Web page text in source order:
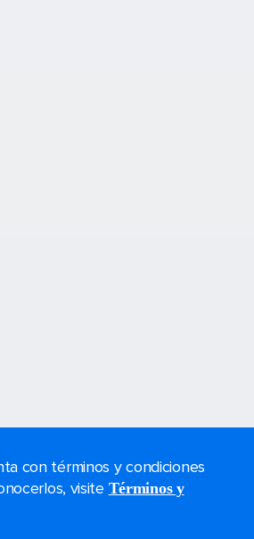
con términos y condiciones
visite Términos y